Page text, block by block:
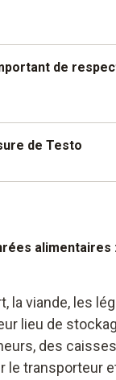
de
interrompue une
qui permet
Dans le cadre du
de Testo
sans fil par
infrarouge
alimentaires
la viande, les
lieu de
des
le transporteur